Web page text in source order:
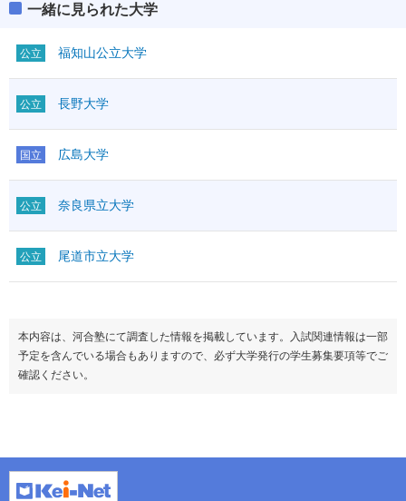
一緒に見られた大学
公立 福知山公立大学
公立 長野大学
国立 広島大学
公立 奈良県立大学
公立 尾道市立大学
本内容は、河合塾にて調査した情報を掲載しています。入試関連情報は一部
予定を含んでいる場合もありますので、必ず大学発行の学生募集要項等でご
確認ください。